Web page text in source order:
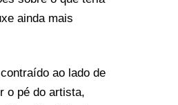
ainda mais
ao lado de
o pé do artista,